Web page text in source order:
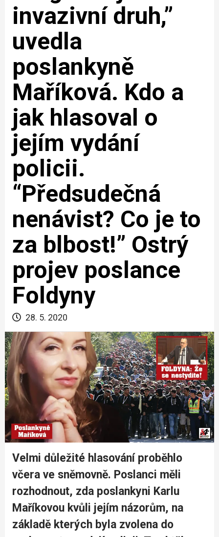
invazivní druh,”
uvedla
poslankyně
Maříková. Kdo a
jak hlasoval o
jejím vydání
policii.
“Předsudečná
nenávist? Co je to
za blbost!” Ostrý
projev poslance
Foldyny
28. 5. 2020
Velmi důležité hlasování proběhlo
včera ve sněmovně. Poslanci měli
rozhodnout, zda poslankyni Karlu
Maříkovou kvůli jejím názorům, na
základě kterých byla zvolena do